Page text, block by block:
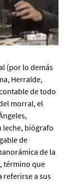
(por lo demás
Herralde,
de todo
morral, el
leche, biógrafo
de
de la
, término que
referirse a sus